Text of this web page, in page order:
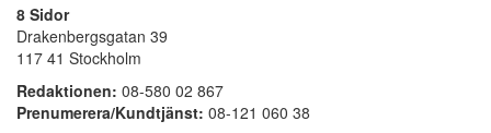
8 Sidor
Drakenbergsgatan 39
117 41 Stockholm
Redaktionen: 08-580 02 867
Prenumerera/Kundtjänst: 08-121 060 38